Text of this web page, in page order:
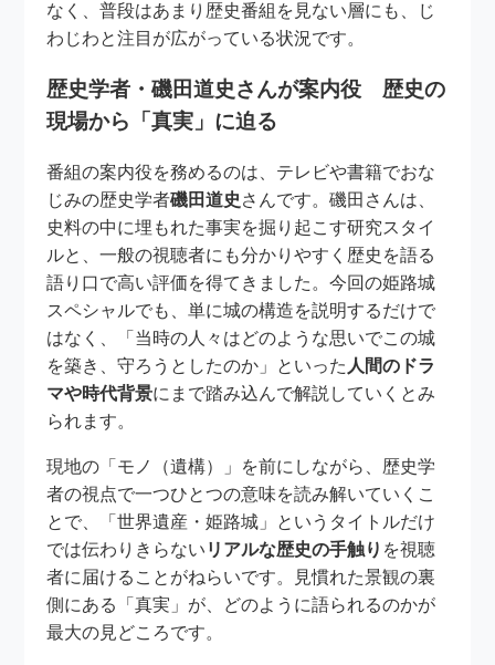
なく、普段はあまり歴史番組を見ない層にも、じ
わじわと注目が広がっている状況です。
歴史学者・磯田道史さんが案内役 歴史の
現場から「真実」に迫る
番組の案内役を務めるのは、テレビや書籍でおな
じみの歴史学者磯田道史 さんです。磯田さんは、
史料の中に埋もれた事実を掘り起こす研究スタイ
ルと、一般の視聴者にも分かりやすく歴史を語る
語り口で高い評価を得てきました。今回の姫路城
スペシャルでも、単に城の構造を説明するだけで
はなく、「当時の人々はどのような思いでこの城
を築き、守ろうとしたのか」といった 人間のドラ
マや時代背景にまで踏み込んで解説していくとみ
られます。
現地の「モノ（遺構）」を前にしながら、歴史学
者の視点で一つひとつの意味を読み解いていくこ
とで、「世界遺産・姫路城」というタイトルだけ
では伝わりきらない リアルな歴史の手触り を視聴
者に届けることがねらいです。見慣れた景観の裏
側にある「真実」が、どのように語られるのかが
最大の見どころです。